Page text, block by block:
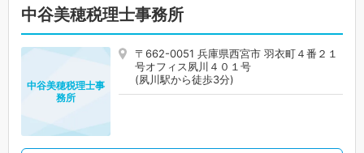
中谷美穂税理士事務所
〒662-0051 兵庫県西宮市 羽衣町４番２１
号オフィス夙川４０１号
(夙川駅から徒歩3分)
中谷美穂税理士事
務所